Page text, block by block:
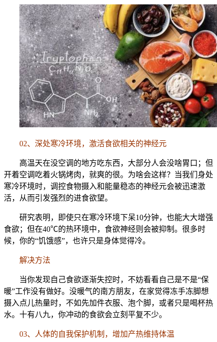
02、深处寒冷环境，激活食欲相关的神经元
高温天在没空调的地方吃东西，大部分人会没啥胃口；但
开着空调吃着火锅烤肉，就爽的很。为啥会这样？当我们身处
寒冷环境时，调控食物摄入和能量稳态的神经元会被迅速激
活，从而引发强烈的进食欲望。
研究表明，即使只在寒冷环境下呆10分钟，也能大大增强
食欲；但在40℃的热环境中，食欲神经则会被抑制。很多时
候，你的“饥饿感”，也许只是身体觉得冷。
解决方法
当你发现自己食欲逐渐失控时，不妨看看自己是不是“保
暖”工作没有做好。没暖气的南方朋友，在家觉得冻手冻脚想
摄入点儿热量时，不如先加件衣服、泡个脚，或者只是喝杯热
水。十有八九，你冲动的食欲会立刻平复不少。
03、人体的自我保护机制，增加产热维持体温